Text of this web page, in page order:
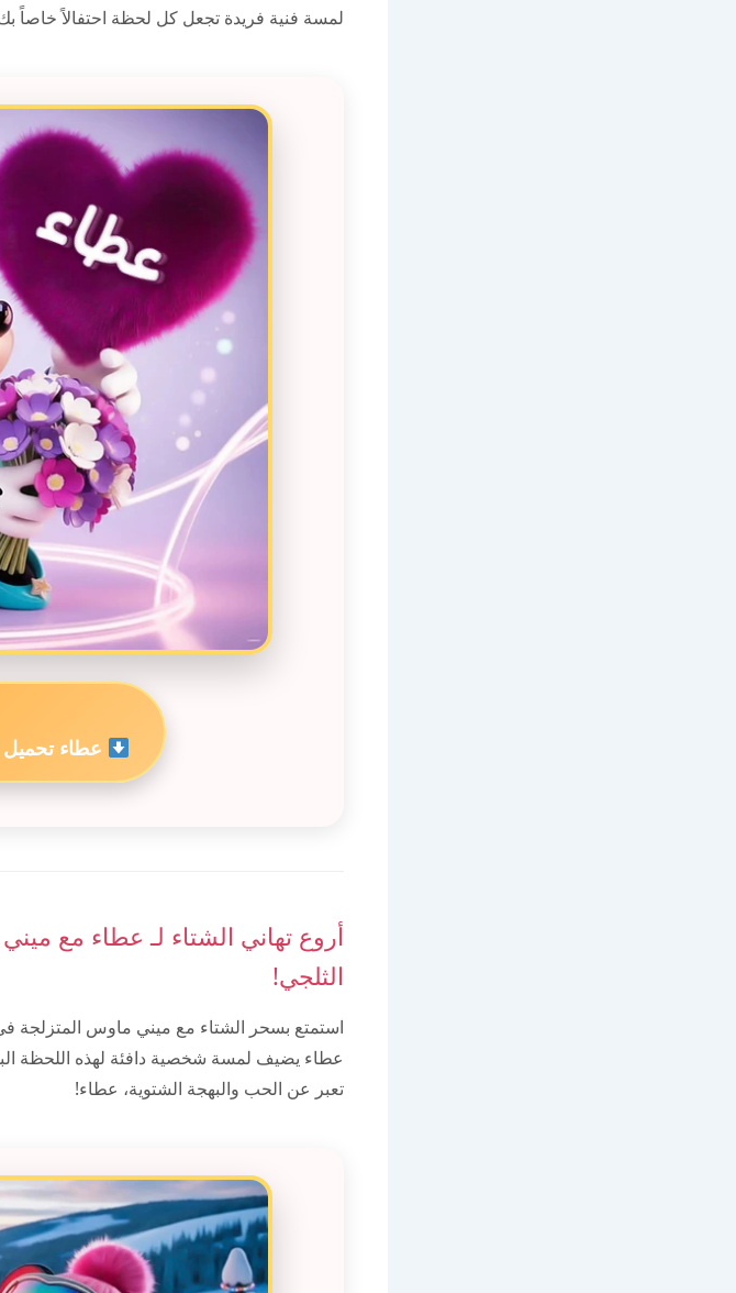
لمسة فنية فريدة تجعل كل لحظة احتفالاً خاصاً
عطاء
أروع تهاني الشتاء لـ عطاء مع
الثلجي!
استمتع بسحر الشتاء مع ميني ماوس
عطاء يضيف لمسة شخصية دافئة لهذه اللحظة
تعبر عن الحب والبهجة الشتوية، عطاء!